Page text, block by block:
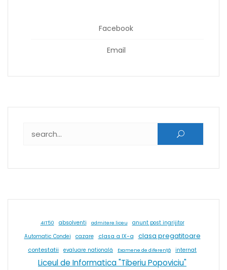
Facebook
Email
4IT50 absolventi admitere liceu anunt post ingrijitor
Automatic Condei cazare clasa a IX-a clasa pregatitoare
contestatii evaluare natională Examene de diferență internat
Liceul de Informatica "Tiberiu Popoviciu"